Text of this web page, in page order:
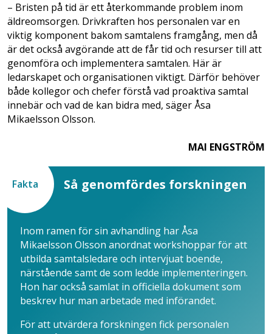
– Bristen på tid är ett återkommande problem inom
äldreomsorgen. Drivkraften hos personalen var en
viktig komponent bakom samtalens framgång, men då
är det också avgörande att de får tid och resurser till att
genomföra och implementera samtalen. Här är
ledarskapet och organisationen viktigt. Därför behöver
både kollegor och chefer förstå vad proaktiva samtal
innebär och vad de kan bidra med, säger Åsa
Mikaelsson Olsson.
MAI ENGSTRÖM
Fakta Så genomfördes forskningen
Inom ramen för sin avhandling har Åsa
Mikaelsson Olsson anordnat workshoppar för att
utbilda samtalsledare och intervjuat boende,
närstående samt de som ledde implementeringen.
Hon har också samlat in officiella dokument som
beskrev hur man arbetade med införandet.
För att utvärdera forskningen fick personalen